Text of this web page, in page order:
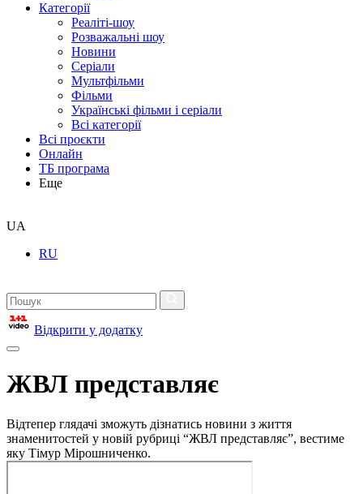
Категорії
Реаліті-шоу
Розважальні шоу
Новини
Серіали
Мультфільми
Фільми
Українські фільми і серіали
Всі категорії
Всі проєкти
Онлайн
ТБ програма
Еще
UA
RU
Відкрити у додатку
ЖВЛ представляє
Відтепер глядачі зможуть дізнатись новини з життя
знаменитостей у новій рубриці “ЖВЛ представляє”, вестиме
яку Тімур Мірошниченко.